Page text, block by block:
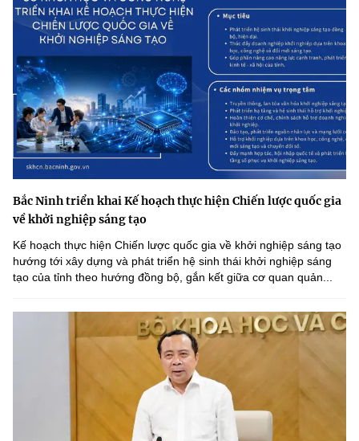
Bắc Ninh triển khai Kế hoạch thực hiện Chiến lược quốc gia
về khởi nghiệp sáng tạo
Kế hoạch thực hiện Chiến lược quốc gia về khởi nghiệp sáng tạo
hướng tới xây dựng và phát triển hệ sinh thái khởi nghiệp sáng
tạo của tỉnh theo hướng đồng bộ, gắn kết giữa cơ quan quản...